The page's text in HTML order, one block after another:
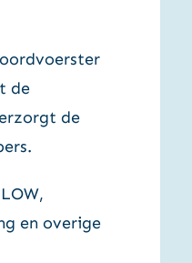
de
de
en overige